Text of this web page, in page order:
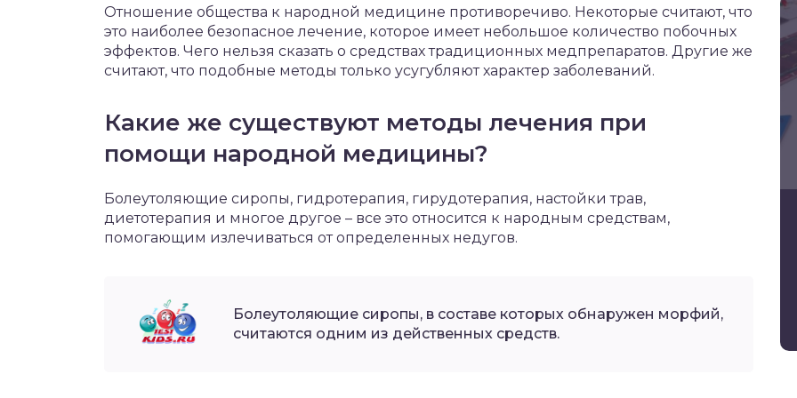
Отношение общества к народной медицине противоречиво. Некоторые считают, что
это наиболее безопасное лечение, которое имеет небольшое количество побочных
эффектов. Чего нельзя сказать о средствах традиционных медпрепаратов. Другие же
считают, что подобные методы только усугубляют характер заболеваний.
Какие же существуют методы лечения при
помощи народной медицины?
Болеутоляющие сиропы, гидротерапия, гирудотерапия, настойки трав,
диетотерапия и многое другое – все это относится к народным средствам,
помогающим излечиваться от определенных недугов.
Болеутоляющие сиропы, в составе которых обнаружен морфий,
считаются одним из действенных средств.